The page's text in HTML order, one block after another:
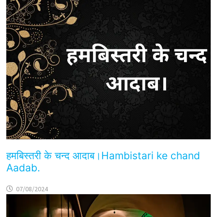
हमबिस्तरी के चन्द आदाब।Hambistari ke chand
Aadab.
07/08/2024